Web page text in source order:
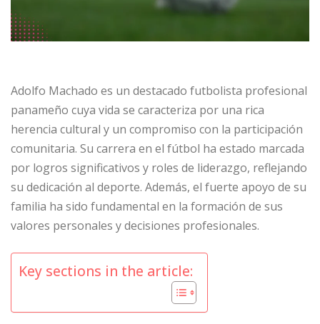
Adolfo Machado es un destacado futbolista profesional
panameño cuya vida se caracteriza por una rica
herencia cultural y un compromiso con la participación
comunitaria. Su carrera en el fútbol ha estado marcada
por logros significativos y roles de liderazgo, reflejando
su dedicación al deporte. Además, el fuerte apoyo de su
familia ha sido fundamental en la formación de sus
valores personales y decisiones profesionales.
Key sections in the article: